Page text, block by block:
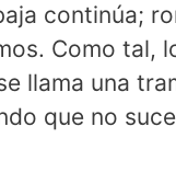
continúa;
Como tal,
llama una
que no